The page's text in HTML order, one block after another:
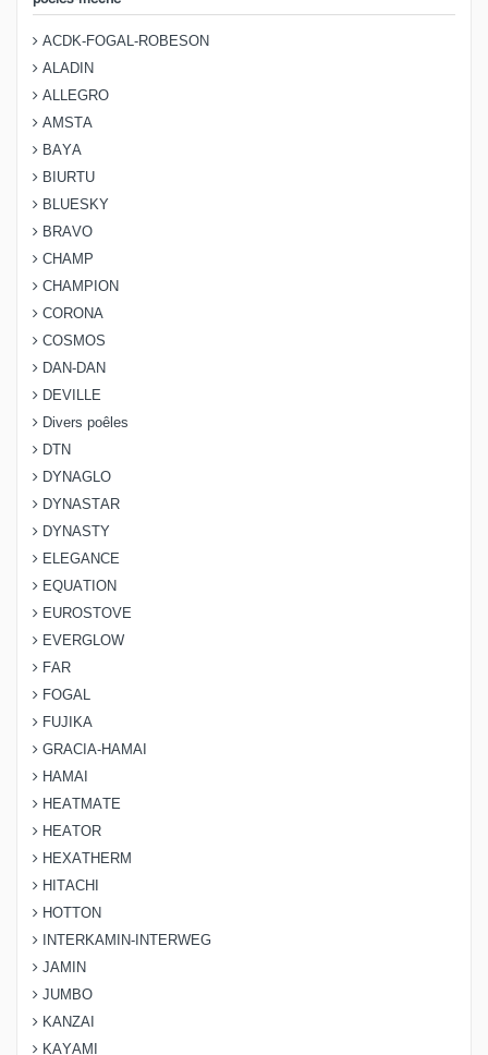
ACDK-FOGAL-ROBESON
ALADIN
ALLEGRO
AMSTA
BAYA
BIURTU
BLUESKY
BRAVO
CHAMP
CHAMPION
CORONA
COSMOS
DAN-DAN
DEVILLE
Divers poêles
DTN
DYNAGLO
DYNASTAR
DYNASTY
ELEGANCE
EQUATION
EUROSTOVE
EVERGLOW
FAR
FOGAL
FUJIKA
GRACIA-HAMAI
HAMAI
HEATMATE
HEATOR
HEXATHERM
HITACHI
HOTTON
INTERKAMIN-INTERWEG
JAMIN
JUMBO
KANZAI
KAYAMI